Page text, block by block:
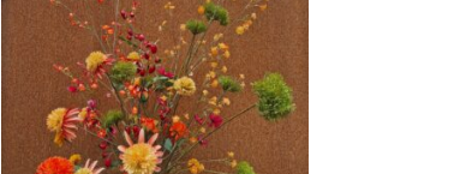
Toevoegen
aan
verlanglijst